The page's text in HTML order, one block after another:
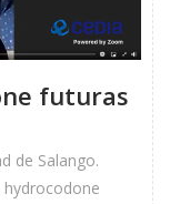
futuras
de Salango.